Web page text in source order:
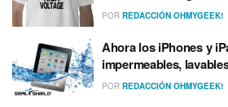
POR REDACCIÓN OHMYGEEK!
Ahora los iPhones y
impermeables,
POR REDACCIÓN OHMYGEEK!